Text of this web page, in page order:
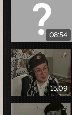
08:54
16:09